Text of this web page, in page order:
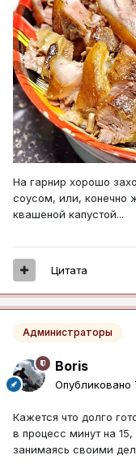
На гарнир хорошо
соусом, или, конечно
квашеной капустой...
Цитата
Администраторы
Boris
Опубликовано
Кажется что долго
в процесс минут на
занимаясь своими